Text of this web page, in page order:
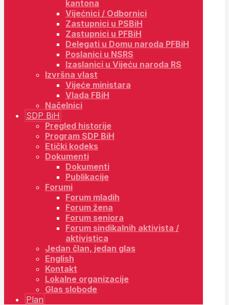
kantona
Vijećnici / Odbornici
Zastupnici u PSBiH
Zastupnici u PFBiH
Delegati u Domu naroda PFBiH
Poslanici u NSRS
Izaslanici u Vijeću naroda RS
Izvršna vlast
Vijeće ministara
Vlada FBiH
Načelnici
SDP BiH
Pregled historije
Program SDP BiH
Etički kodeks
Dokumenti
Dokumenti
Publikacije
Forumi
Forum mladih
Forum žena
Forum seniora
Forum sindikalnih aktivista /
aktivistica
Jedan član, jedan glas
English
Kontakt
Lokalne organizacije
Glas slobode
Plan